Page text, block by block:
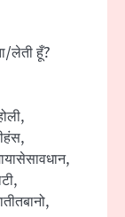
लेती हूँ?